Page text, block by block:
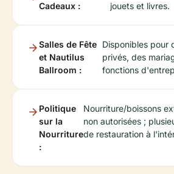
Cadeaux :
jouets et livres.
Salles de Fête
et Nautilus
Ballroom :
Disponibles pour
privés, des
fonctions
Politique
sur la
Nourriture
:
Nourriture/boissons
non autorisées ;
de restauration à